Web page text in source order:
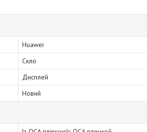
Huawei
Скло
Дисплей
Новий